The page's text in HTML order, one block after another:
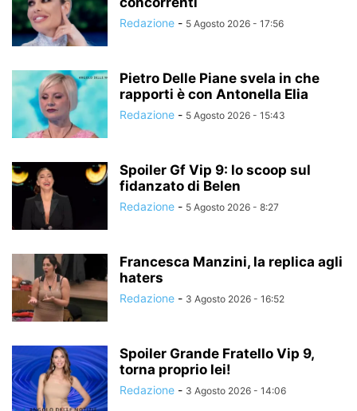
Redazione - 5 Agosto 2026 - 17:56
Pietro Delle Piane svela in che
rapporti è con Antonella Elia
Redazione - 5 Agosto 2026 - 15:43
Spoiler Gf Vip 9: lo scoop sul
fidanzato di Belen
Redazione - 5 Agosto 2026 - 8:27
Francesca Manzini, la replica agli
haters
Redazione - 3 Agosto 2026 - 16:52
Spoiler Grande Fratello Vip 9,
torna proprio lei!
Redazione - 3 Agosto 2026 - 14:06